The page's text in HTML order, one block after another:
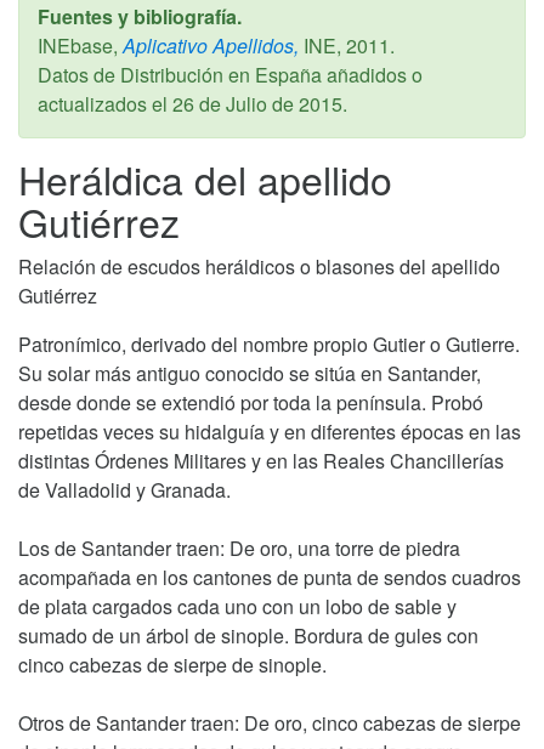
Fuentes y bibliografía.
INEbase, Aplicativo Apellidos, INE, 2011.
Datos de Distribución en España añadidos o
actualizados el 26 de Julio de 2015.
Heráldica del apellido
Gutiérrez
Relación de escudos heráldicos o blasones del apellido
Gutiérrez
Patronímico, derivado del nombre propio Gutier o Gutierre.
Su solar más antiguo conocido se sitúa en Santander,
desde donde se extendió por toda la península. Probó
repetidas veces su hidalguía y en diferentes épocas en las
distintas Órdenes Militares y en las Reales Chancillerías
de Valladolid y Granada.
Los de Santander traen: De oro, una torre de piedra
acompañada en los cantones de punta de sendos cuadros
de plata cargados cada uno con un lobo de sable y
sumado de un árbol de sinople. Bordura de gules con
cinco cabezas de sierpe de sinople.
Otros de Santander traen: De oro, cinco cabezas de sierpe